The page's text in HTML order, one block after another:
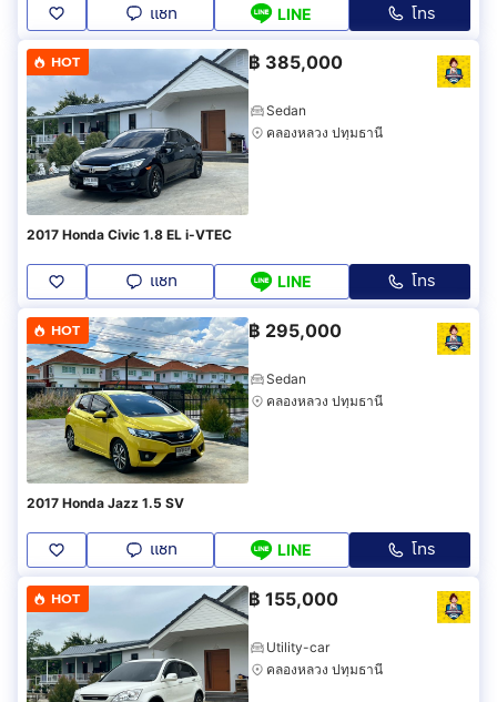
แชท LINE โทร
HOT ฿ 385,000
Sedan
คลองหลวง ปทุมธานี
2017 Honda Civic 1.8 EL i-VTEC
แชท LINE โทร
HOT ฿ 295,000
Sedan
คลองหลวง ปทุมธานี
2017 Honda Jazz 1.5 SV
แชท LINE โทร
HOT ฿ 155,000
Utility-car
คลองหลวง ปทุมธานี